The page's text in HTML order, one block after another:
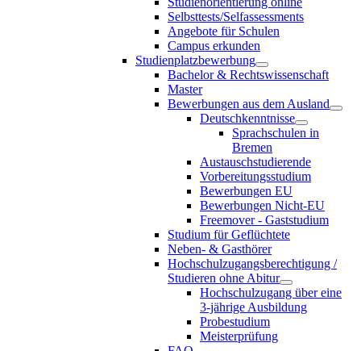
Selbsttests/Selfassessments
Angebote für Schulen
Campus erkunden
Studienplatzbewerbung
Bachelor & Rechtswissenschaft
Master
Bewerbungen aus dem Ausland
Deutschkenntnisse
Sprachschulen in
Bremen
Austauschstudierende
Vorbereitungsstudium
Bewerbungen EU
Bewerbungen Nicht-EU
Freemover - Gaststudium
Studium für Geflüchtete
Neben- & Gasthörer
Hochschulzugangsberechtigung /
Studieren ohne Abitur
Hochschulzugang über eine
3-jährige Ausbildung
Probestudium
Meisterprüfung